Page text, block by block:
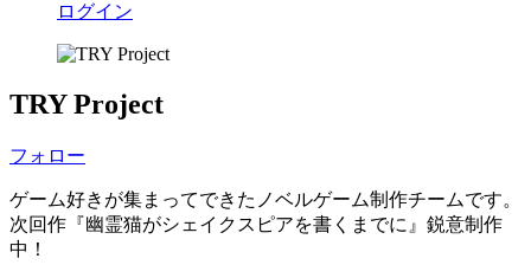
ログイン
TRY Project
フォロー
ゲーム好きが集まってできたノベルゲーム制作チームです。
次回作『幽霊猫がシェイクスピアを書くまでに』鋭意制作
中！